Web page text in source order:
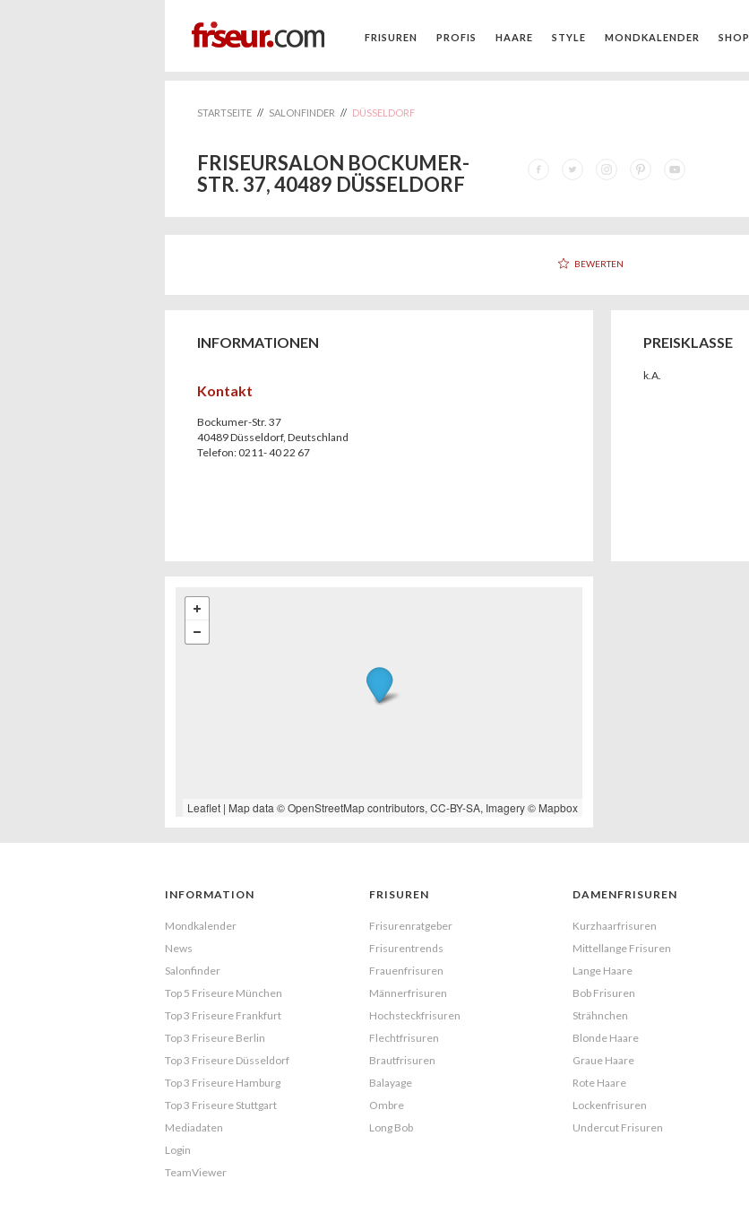
FRISUREN PROFIS HAARE STYLE MONDKALENDER SHOP
STARTSEITE // SALONFINDER // DÜSSELDORF
FRISEURSALON BOCKUMER-
STR. 37, 40489 DÜSSELDORF
BEWERTEN
INFORMATIONEN
Kontakt
Bockumer-Str. 37
40489Düsseldorf, Deutschland
Telefon: 0211- 40 22 67
PREISKLASSE
k.A.
Leaflet| Map data ©OpenStreetMapcontributors, CC-BY-SA, Imagery © Mapbox
INFORMATION
Mondkalender
News
Salonfinder
Top 5 Friseure München
Top 3 Friseure Frankfurt
Top 3 Friseure Berlin
Top 3 Friseure Düsseldorf
Top 3 Friseure Hamburg
Top 3 Friseure Stuttgart
Mediadaten
Login
TeamViewer
FRISUREN
Frisurenratgeber
Frisurentrends
Frauenfrisuren
Männerfrisuren
Hochsteckfrisuren
Flechtfrisuren
Brautfrisuren
Balayage
Ombre
Long Bob
DAMENFRISUREN
Kurzhaarfrisuren
Mittellange Frisuren
Lange Haare
Bob Frisuren
Strähnchen
Blonde Haare
Graue Haare
Rote Haare
Lockenfrisuren
Undercut Frisuren